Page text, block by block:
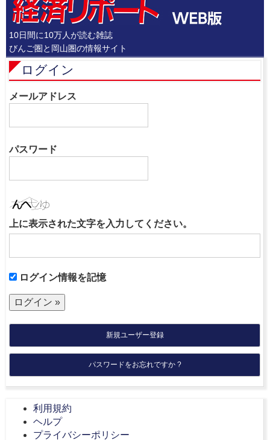
10日間に10万人が読む雑誌
びんご圏と岡山圏の情報サイト
ログイン
メールアドレス
パスワード
上に表示された文字を入力してください。
ログイン情報を記憶
新規ユーザー登録
パスワードをお忘れですか ?
利用規約
ヘルプ
プライバシーポリシー